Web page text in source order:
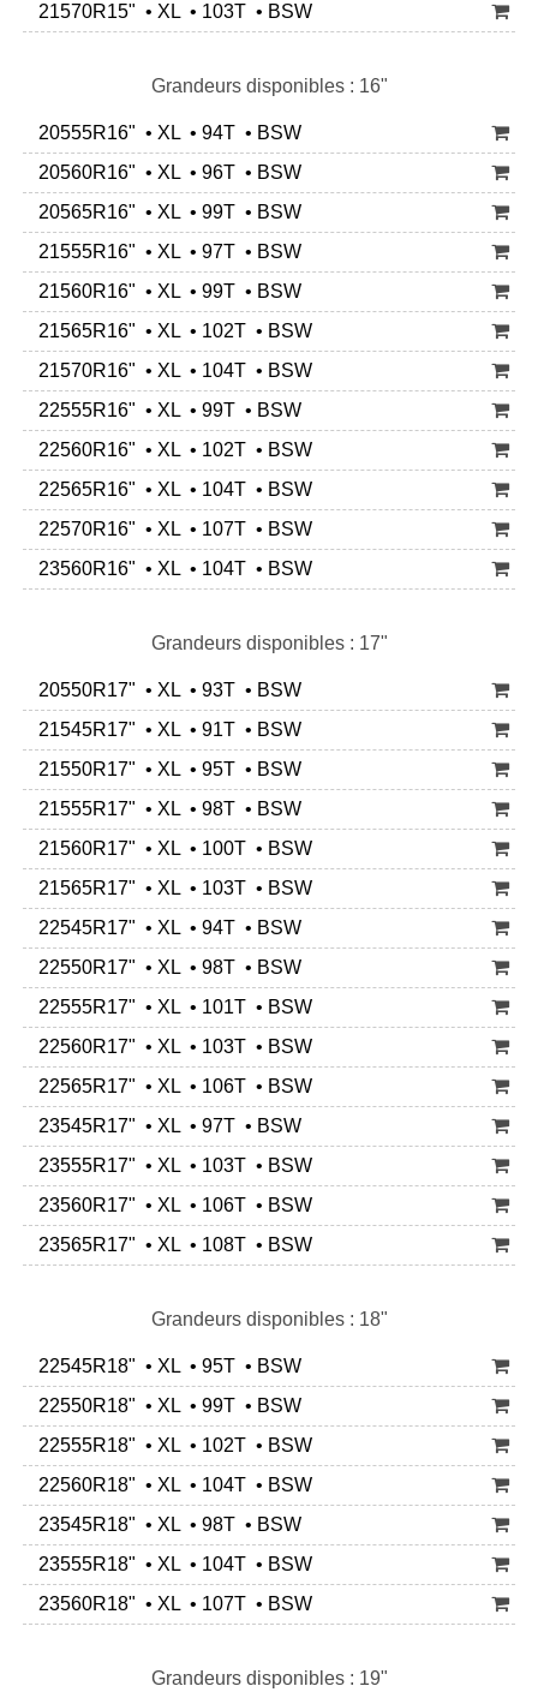
21570R15" • XL • 103T • BSW
Grandeurs disponibles : 16"
20555R16" • XL • 94T • BSW
20560R16" • XL • 96T • BSW
20565R16" • XL • 99T • BSW
21555R16" • XL • 97T • BSW
21560R16" • XL • 99T • BSW
21565R16" • XL • 102T • BSW
21570R16" • XL • 104T • BSW
22555R16" • XL • 99T • BSW
22560R16" • XL • 102T • BSW
22565R16" • XL • 104T • BSW
22570R16" • XL • 107T • BSW
23560R16" • XL • 104T • BSW
Grandeurs disponibles : 17"
20550R17" • XL • 93T • BSW
21545R17" • XL • 91T • BSW
21550R17" • XL • 95T • BSW
21555R17" • XL • 98T • BSW
21560R17" • XL • 100T • BSW
21565R17" • XL • 103T • BSW
22545R17" • XL • 94T • BSW
22550R17" • XL • 98T • BSW
22555R17" • XL • 101T • BSW
22560R17" • XL • 103T • BSW
22565R17" • XL • 106T • BSW
23545R17" • XL • 97T • BSW
23555R17" • XL • 103T • BSW
23560R17" • XL • 106T • BSW
23565R17" • XL • 108T • BSW
Grandeurs disponibles : 18"
22545R18" • XL • 95T • BSW
22550R18" • XL • 99T • BSW
22555R18" • XL • 102T • BSW
22560R18" • XL • 104T • BSW
23545R18" • XL • 98T • BSW
23555R18" • XL • 104T • BSW
23560R18" • XL • 107T • BSW
Grandeurs disponibles : 19"